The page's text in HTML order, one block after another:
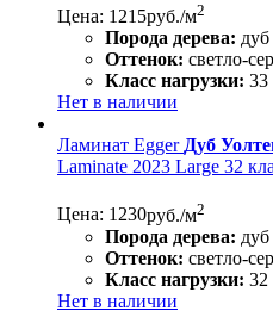
Цена: 1215руб./м2
Порода дерева: дуб
Оттенок: светло-
Класс нагрузки: 33
Нет в наличии
Ламинат Egger Дуб
Laminate 2023 Large 32
Цена: 1230руб./м2
Порода дерева: дуб
Оттенок: светло-
Класс нагрузки: 32
Нет в наличии